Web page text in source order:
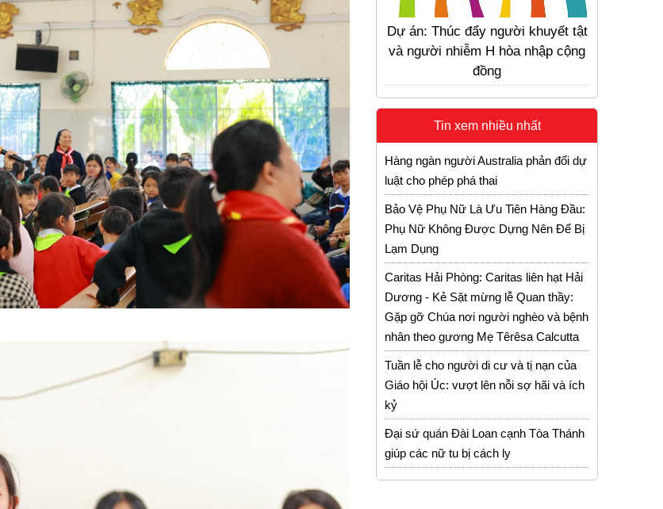
Dự án: Thúc đẩy người khuyết tật
và người nhiễm H hòa nhập cộng
đồng
Tin xem nhiều nhất
Hàng ngàn người Australia phản đối dự
luật cho phép phá thai
Bảo Vệ Phụ Nữ Là Ưu Tiên Hàng Đầu:
Phụ Nữ Không Được Dựng Nên Để Bị
Lạm Dụng
Caritas Hải Phòng: Caritas liên hạt Hải
Dương - Kẻ Sặt mừng lễ Quan thầy:
Gặp gỡ Chúa nơi người nghèo và bệnh
nhân theo gương Mẹ Têrêsa Calcutta
Tuần lễ cho người di cư và tị nạn của
Giáo hội Úc: vượt lên nỗi sợ hãi và ích
kỷ
Đại sứ quán Đài Loan cạnh Tòa Thánh
giúp các nữ tu bị cách ly